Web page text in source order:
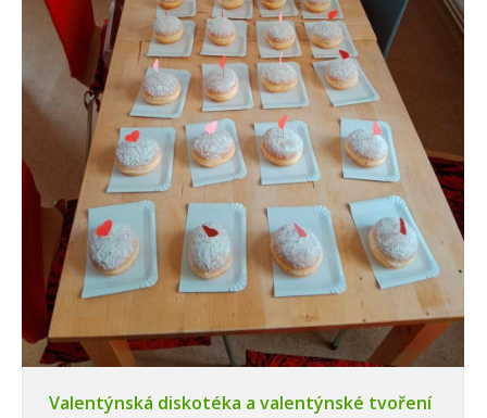
Valentýnská diskotéka a valentýnské tvoření